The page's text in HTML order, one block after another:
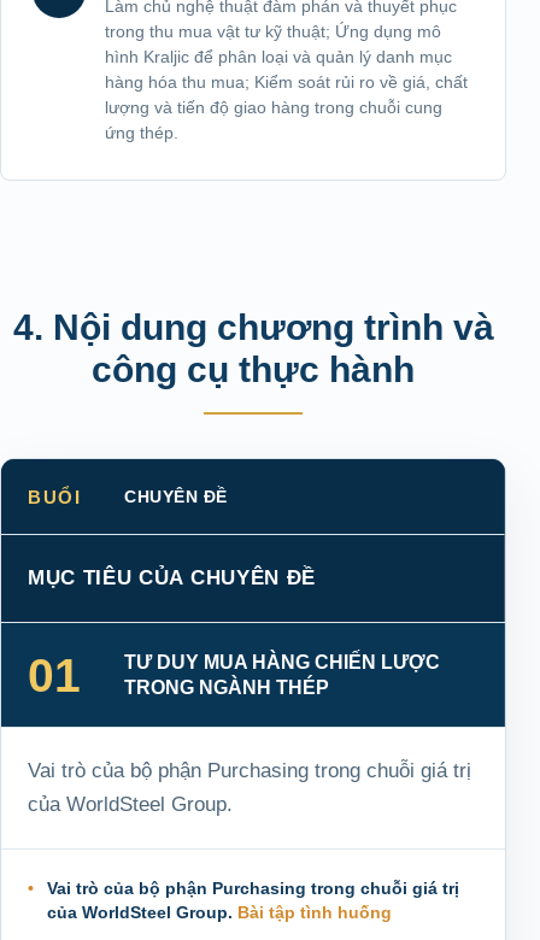
Làm chủ nghệ thuật đàm phán và thuyết phục
trong thu mua vật tư kỹ thuật; Ứng dụng mô
hình Kraljic để phân loại và quản lý danh mục
hàng hóa thu mua; Kiểm soát rủi ro về giá, chất
lượng và tiến độ giao hàng trong chuỗi cung
ứng thép.
4. Nội dung chương trình và
công cụ thực hành
BUỔI CHUYÊN ĐỀ
MỤC TIÊU CỦA CHUYÊN ĐỀ
01
TƯ DUY MUA HÀNG CHIẾN LƯỢC
TRONG NGÀNH THÉP
Vai trò của bộ phận Purchasing trong chuỗi giá trị
của WorldSteel Group.
Vai trò của bộ phận Purchasing trong chuỗi giá trị
của WorldSteel Group. Bài tập tình huống